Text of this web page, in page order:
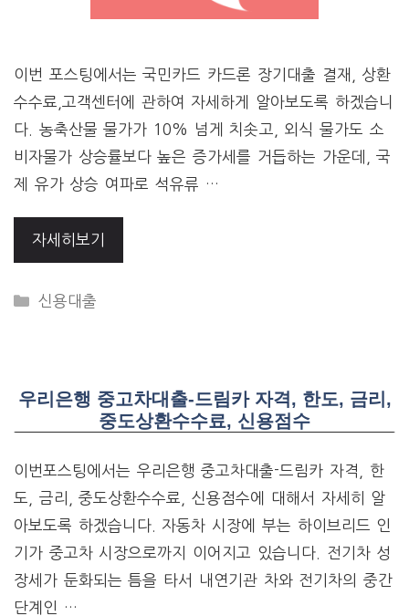
이번 포스팅에서는 국민카드 카드론 장기대출 결재, 상환
수수료,고객센터에 관하여 자세하게 알아보도록 하겠습니
다. 농축산물 물가가 10% 넘게 치솟고, 외식 물가도 소
비자물가 상승률보다 높은 증가세를 거듭하는 가운데, 국
제 유가 상승 여파로 석유류 …
자세히보기
CATEGORIES
신용대출
우리은행 중고차대출-드림카 자격, 한도, 금리,
중도상환수수료, 신용점수
이번포스팅에서는 우리은행 중고차대출-드림카 자격, 한
도, 금리, 중도상환수수료, 신용점수에 대해서 자세히 알
아보도록 하겠습니다. 자동차 시장에 부는 하이브리드 인
기가 중고차 시장으로까지 이어지고 있습니다. 전기차 성
장세가 둔화되는 틈을 타서 내연기관 차와 전기차의 중간
단계인 …